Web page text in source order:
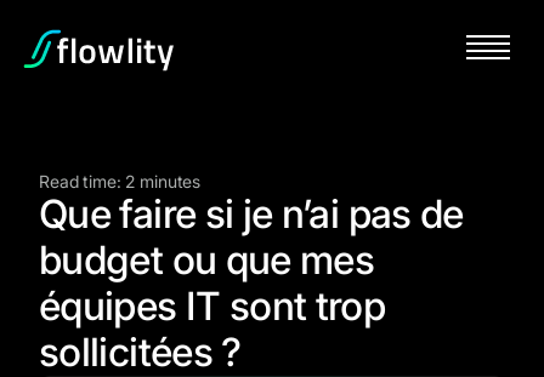
Read time: 2 minutes
Que faire si je n’ai pas de
budget ou que mes
équipes IT sont trop
sollicitées ?